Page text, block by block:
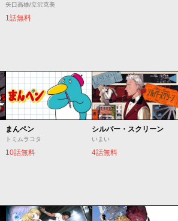
矢口高雄/立沢克美
1話無料
まんペン
トミムラコタ
10話無料
シルバー・スクリーン
いまい
4話無料